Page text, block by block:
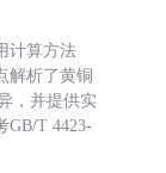
计算方法
解析了黄铜
，并提供实
GB/T 4423-